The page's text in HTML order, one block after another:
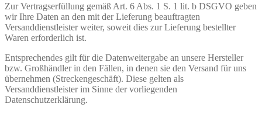
Zur Vertragserfüllung gemäß Art. 6 Abs. 1 S. 1 lit. b DSGVO geben
wir Ihre Daten an den mit der Lieferung beauftragten
Versanddienstleister weiter, soweit dies zur Lieferung bestellter
Waren erforderlich ist.
Entsprechendes gilt für die Datenweitergabe an unsere Hersteller
bzw. Großhändler in den Fällen, in denen sie den Versand für uns
übernehmen (Streckengeschäft). Diese gelten als
Versanddienstleister im Sinne der vorliegenden
Datenschutzerklärung.